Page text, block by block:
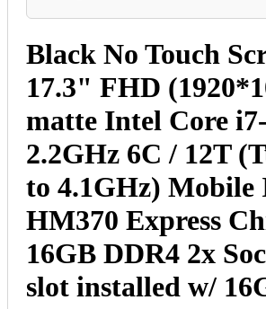
Black No Touch
17.3" FHD
matte Intel Core
2.2GHz 6C / 12T
to 4.1GHz) Mobile
HM370 Express
16GB DDR4 2x
slot installed w/